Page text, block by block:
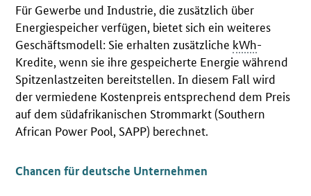
Für Gewerbe und Industrie, die zusätzlich über
Energiespeicher verfügen, bietet sich ein weiteres
Geschäftsmodell: Sie erhalten zusätzliche kWh-
Kredite, wenn sie ihre gespeicherte Energie während
Spitzenlastzeiten bereitstellen. In diesem Fall wird
der vermiedene Kostenpreis entsprechend dem Preis
auf dem südafrikanischen Strommarkt (Southern
African Power Pool, SAPP) berechnet.
Chancen für deutsche Unternehmen